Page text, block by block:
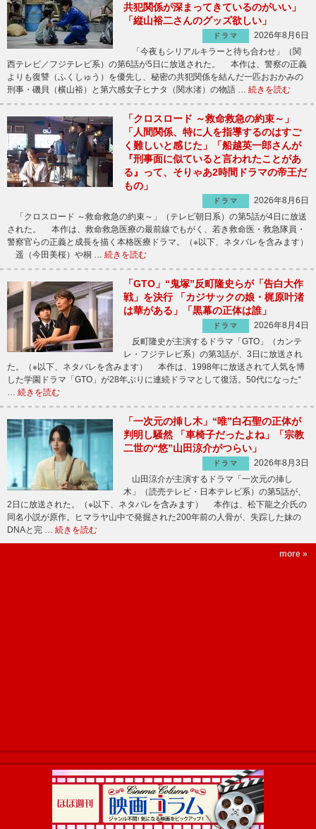
共犯関係が深まってきているのがいい」
「縦山裕二さんのグッズ欲しい」
ドラマ
2026年8月6日
「今夜もシリアルキラーと待ち合わせ」（関
西テレビ／フジテレビ系）の第6話が5日に放送された。 本作は、警察の正義
よりも復讐（ふくしゅう）を優先し、秘密の共犯関係を結んだ一匹おおかみの
刑事・磯貝（横山裕）と第六感女子ヒナタ（関水渚）の物語 … 続きを読む
「クロスロード ～救命救急の約束～」
「人間関係、特に人を指導するのはすご
く難しいと感じた」「船越英一郎さんが
『刑事面に似ていると言われたことがあ
る』って、そりゃあ2時間ドラマの帝王だ
もの」
ドラマ
2026年8月6日
「クロスロード ～救命救急の約束～」（テレビ朝日系）の第5話が4日に放送
された。 本作は、救命救急医療の最前線でもがく、若き救命医・救急隊員・
警察官らの正義と成長を描く本格医療ドラマ。（※以下、ネタバレを含みます）
遥（今田美桜）や桐 … 続きを読む
「GTO」“鬼塚”反町隆史らが「告白大作
戦」を決行 「カジサックの娘・梶原叶渚
は華がある」「黒幕の正体は誰」
ドラマ
2026年8月4日
反町隆史が主演するドラマ「GTO」（カンテ
レ・フジテレビ系）の第3話が、3日に放送され
た。（※以下、ネタバレを含みます） 本作は、1998年に放送されて人気を博
した学園ドラマ「GTO」が28年ぶりに連続ドラマとして復活。50代になった“
続きを読む
「一次元の挿し木」“唯”白石聖の正体が
判明し騒然 「車椅子だったよね」「宗教
二世の“悠”山田涼介がつらい」
ドラマ
2026年8月3日
山田涼介が主演するドラマ「一次元の挿し
木」（読売テレビ・日本テレビ系）の第5話が、
2日に放送された。（※以下、ネタバレを含みます） 本作は、松下龍之介氏の
同名小説が原作。ヒマラヤ山中で発掘された200年前の人骨が、失踪した妹の
DNAと完 … 続きを読む
more »